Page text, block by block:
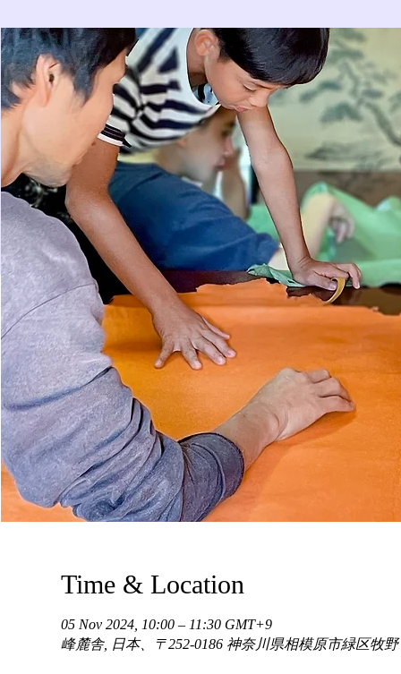
Time & Location
05 Nov 2024, 10:00 – 11:30 GMT+9
峰麓舎, 日本、〒252-0186 神奈川県相模原市緑区牧